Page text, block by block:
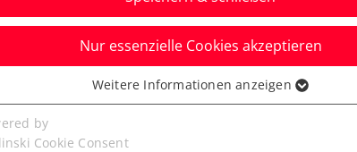
beim NÖTV:
warum ich
Nur essenzielle Cookies akzeptieren
Cookies werden für grundlegende Funktionen der
benötigt. Dadurch ist gewährleistet, dass die
Weitere Informationen anzeigen
by
Cookie Consent